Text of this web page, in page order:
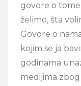
govore o
želimo, šta
Govore o
kojim se ja
godinama
medijima